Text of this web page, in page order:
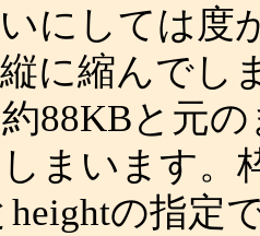
にしては度
に縮んでし
88KBと元
まいます。
heightの指定